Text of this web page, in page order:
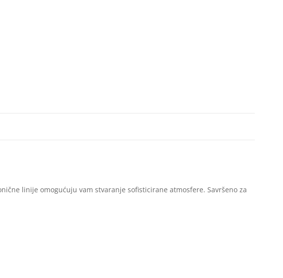
linije omogućuju vam stvaranje sofisticirane atmosfere. Savršeno za